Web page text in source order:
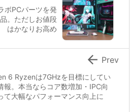
ボPCパーツを発
。ただしお値段
はかなりお高め
6 Ryzenは7GHzを目標にしてい
報。本当ならコア数増加・IPC向
て大幅なパフォーマンス向上に
 Prev